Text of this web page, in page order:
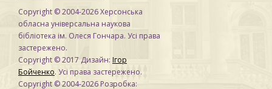
Copyright © 2004-2026 Херсонська
обласна універсальна наукова
бібліотека ім. Олеся Гончара. Усі права
застережено.
Copyright © 2017 Дизайн: Ігор
Бойченко. Усі права застережено.
Copyright © 2004-2026 Розробка: